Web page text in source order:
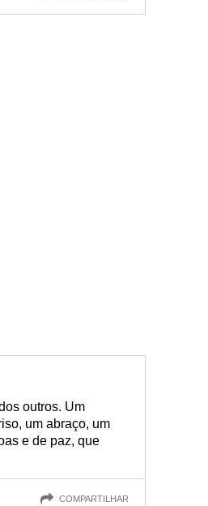
outros. Um
um abraço, um
e de paz, que
COMPARTILHAR